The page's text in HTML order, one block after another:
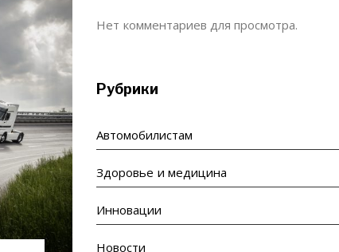
Нет комментариев для просмотра.
Рубрики
Автомобилистам
Здоровье и медицина
Инновации
Новости